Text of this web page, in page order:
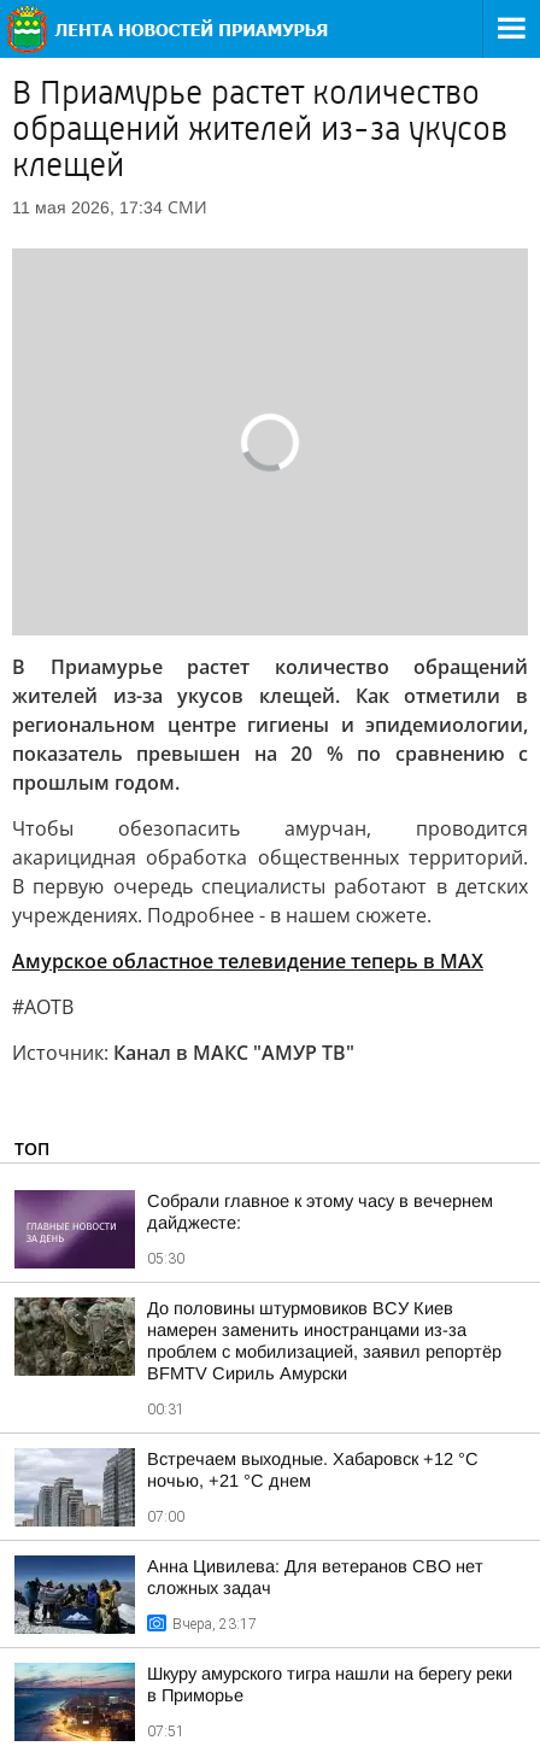
В Приамурье растет количество
обращений жителей из-за укусов
клещей
11 мая 2026, 17:34 СМИ
В Приамурье растет количество обращений
жителей из-за укусов клещей. Как отметили в
региональном центре гигиены и эпидемиологии,
показатель превышен на 20 % по сравнению с
прошлым годом.
Чтобы обезопасить амурчан, проводится
акарицидная обработка общественных территорий.
В первую очередь специалисты работают в детских
учреждениях. Подробнее - в нашем сюжете.
Амурское областное телевидение теперь в МАХ
#АОТВ
Источник: Канал в МАКС "АМУР ТВ"
ТОП
Собрали главное к этому часу в вечернем
дайджесте:
05:30
До половины штурмовиков ВСУ Киев
намерен заменить иностранцами из-за
проблем с мобилизацией, заявил репортёр
BFMTV Сириль Амурски
00:31
Встречаем выходные. Хабаровск +12 °C
ночью, +21 °C днем
07:00
Анна Цивилева: Для ветеранов СВО нет
сложных задач
Вчера, 23:17
Шкуру амурского тигра нашли на берегу реки
в Приморье
07:51